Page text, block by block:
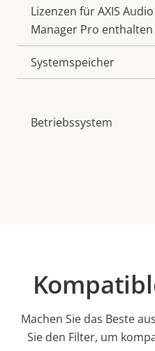
Lizenzen für AXIS Audio
Manager Pro enthalten
Systemspeicher
Betriebssystem
Machen Sie das Beste
Sie den Filter, um